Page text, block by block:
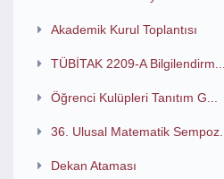
Akademik Kurul Toplantısı
TÜBİTAK 2209-A Bilgilendirm...
Öğrenci Kulüpleri Tanıtım G...
36. Ulusal Matematik Sempoz...
Dekan Ataması